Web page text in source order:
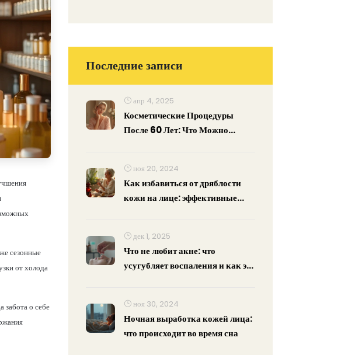
сезонные
от холода
забота о себе
Последние записи
апр 4, 2025
Косметические Процедуры
После 60 Лет: Что Можно
ноя 20, 2024
Как избавиться от дряблости
кожи на лице: эффективные
дек 1, 2025
Что не любит акне: что
усугубляет воспаления и как это
ноя 30, 2024
Ночная выработка кожей лица:
что происходит во время сна